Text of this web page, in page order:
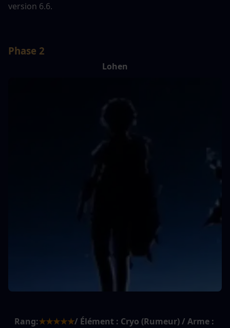
version 6.6.
Phase 2
Lohen
Rang:★★★★★/ Élément : Cryo (Rumeur) / Arme :